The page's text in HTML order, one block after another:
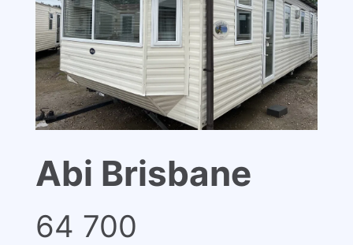
Abi Brisbane
64 700